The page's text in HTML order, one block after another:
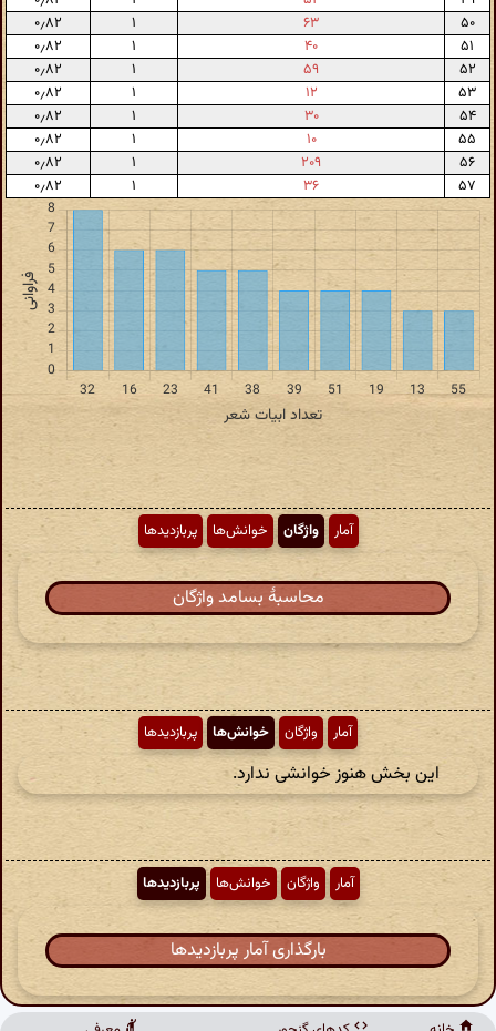
۵۰
۶۳ ۱
۰٫۸۲
۵۱
۴۰ ۱
۰٫۸۲
۵۲
۵۹ ۱
۰٫۸۲
۵۳
۱۲ ۱
۰٫۸۲
۵۴
۳۰ ۱
۰٫۸۲
۵۵
۱۰ ۱
۰٫۸۲
۵۶
۲۰۹ ۱
۰٫۸۲
۵۷
۳۶ ۱ ۰٫۸۲
آمار واژگان خوانش‌ها پربازدیدها
محاسبهٔ بسامد واژگان
آمار واژگان خوانش‌ها پربازدیدها
این بخش هنوز خوانشی ندارد.
آمار واژگان خوانش‌ها پربازدیدها
بارگذاری آمار پربازدیدها